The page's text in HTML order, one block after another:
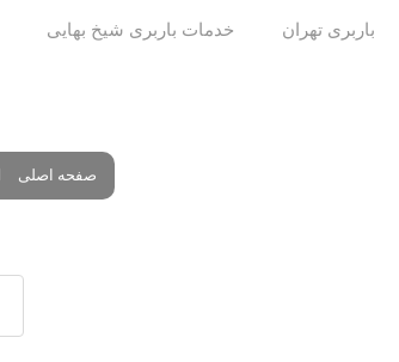
باربری تهران خدمات باربری شیخ بهایی
صفحه اصلی